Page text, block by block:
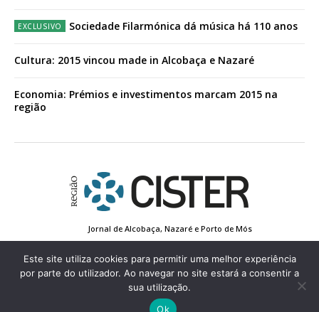
Sociedade Filarmónica dá música há 110 anos
Cultura: 2015 vincou made in Alcobaça e Nazaré
Economia: Prémios e investimentos marcam 2015 na
região
Jornal de Alcobaça, Nazaré e Porto de Mós
Conta de Registo
Edição Impressa
© 2022 Região de Cister - Todos os direitos reservados.
Este site utiliza cookies para permitir uma melhor experiência
por parte do utilizador. Ao navegar no site estará a consentir a
sua utilização.
Ok